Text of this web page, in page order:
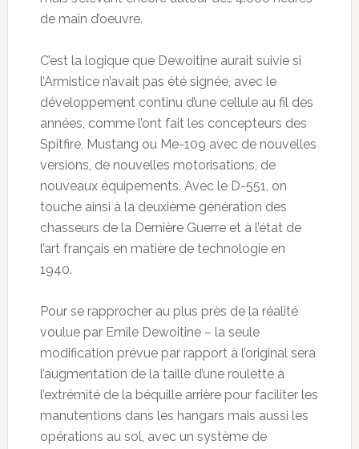
de main d’oeuvre.
C’est la logique que Dewoitine aurait suivie si
l’Armistice n’avait pas été signée, avec le
développement continu d’une cellule au fil des
années, comme l’ont fait les concepteurs des
Spitfire, Mustang ou Me-109 avec de nouvelles
versions, de nouvelles motorisations, de
nouveaux équipements. Avec le D-551, on
touche ainsi à la deuxième génération des
chasseurs de la Dernière Guerre et à l’état de
l’art français en matière de technologie en
1940.
Pour se rapprocher au plus près de la réalité
voulue par Emile Dewoitine – la seule
modification prévue par rapport à l’original sera
l’augmentation de la taille d’une roulette à
l’extrémité de la béquille arrière pour faciliter les
manutentions dans les hangars mais aussi les
opérations au sol, avec un système de